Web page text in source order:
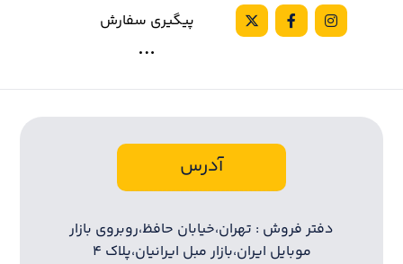
پیگیری سفارش
آدرس
دفتر فروش : تهران،خیابان حافظ،روبروی بازار
موبایل ایران،بازار مبل ایرانیان،پلاک ۴